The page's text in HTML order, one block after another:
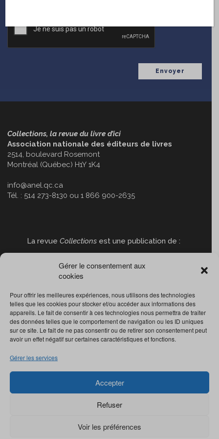
Gérer le consentement aux
cookies
Pour offrir les meilleures expériences, nous utilisons des technologies
telles que les cookies pour stocker et/ou accéder aux informations des
appareils. Le fait de consentir à ces technologies nous permettra de traiter
des données telles que le comportement de navigation ou les ID uniques
sur ce site. Le fait de ne pas consentir ou de retirer son consentement peut
avoir un effet négatif sur certaines caractéristiques et fonctions.
Gérer les services
Accepter
Refuser
Voir les préférences
Collections, la revue du livre d’ici
Association nationale des éditeurs de livres
2514, boulevard Rosemont
Montréal (Québec) H1Y 1K4
info@anel.qc.ca
Tél. : 514 273-8130 ou 1 866 900-2635
La revue Collections est une publication de :